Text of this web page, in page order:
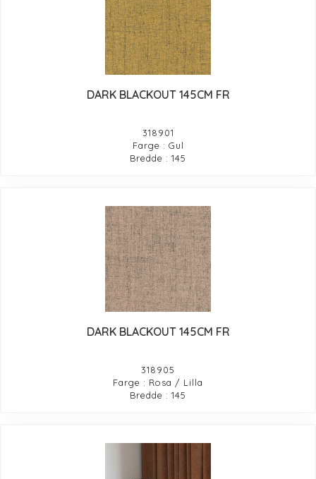
DARK BLACKOUT 145CM FR
318901
Farge : Gul
Bredde : 145
DARK BLACKOUT 145CM FR
318905
Farge : Rosa / Lilla
Bredde : 145